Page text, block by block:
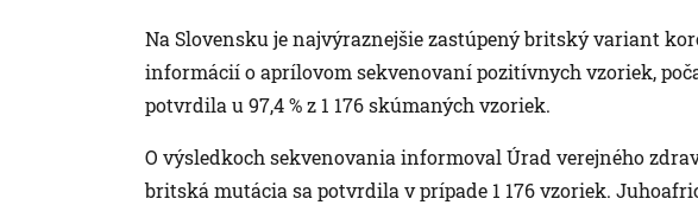
Na Slovensku je najvýraznejšie zastúpený britský variant
informácií o aprílovom sekvenovaní pozitívnych vzoriek,
potvrdila u 97,4 % z 1 176 skúmaných vzoriek.
O výsledkoch sekvenovania informoval Úrad verejného
britská mutácia sa potvrdila v prípade 1 176 vzoriek.